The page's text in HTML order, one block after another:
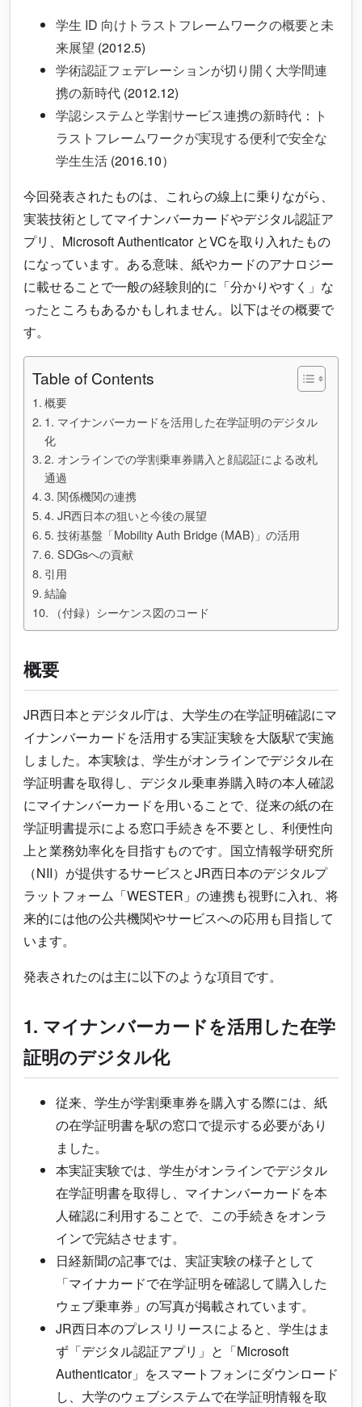
学生 ID 向けトラストフレームワークの概要と未
来展望 (2012.5)
学術認証フェデレーションが切り開く大学間連
携の新時代 (2012.12)
学認システムと学割サービス連携の新時代：ト
ラストフレームワークが実現する便利で安全な
学生生活 (2016.10）
今回発表されたものは、これらの線上に乗りながら、
実装技術としてマイナンバーカードやデジタル認証ア
プリ、Microsoft Authenticator とVCを取り入れたもの
になっています。ある意味、紙やカードのアナロジー
に載せることで一般の経験則的に「分かりやすく」な
ったところもあるかもしれません。以下はその概要で
す。
Table of Contents
概要
1. マイナンバーカードを活用した在学証明のデジタル
化
2. オンラインでの学割乗車券購入と顔認証による改札
通過
3. 関係機関の連携
4. JR西日本の狙いと今後の展望
5. 技術基盤「Mobility Auth Bridge (MAB)」の活用
6. SDGsへの貢献
引用
結論
（付録）シーケンス図のコード
概要
JR西日本とデジタル庁は、大学生の在学証明確認にマ
イナンバーカードを活用する実証実験を大阪駅で実施
しました。本実験は、学生がオンラインでデジタル在
学証明書を取得し、デジタル乗車券購入時の本人確認
にマイナンバーカードを用いることで、従来の紙の在
学証明書提示による窓口手続きを不要とし、利便性向
上と業務効率化を目指すものです。国立情報学研究所
（NII）が提供するサービスとJR西日本のデジタルプ
ラットフォーム「WESTER」の連携も視野に入れ、将
来的には他の公共機関やサービスへの応用も目指して
います。
発表されたのは主に以下のような項目です。
1. マイナンバーカードを活用した在学
証明のデジタル化
従来、学生が学割乗車券を購入する際には、紙
の在学証明書を駅の窓口で提示する必要があり
ました。
本実証実験では、学生がオンラインでデジタル
在学証明書を取得し、マイナンバーカードを本
人確認に利用することで、この手続きをオンラ
インで完結させます。
日経新聞の記事では、実証実験の様子として
「マイナカードで在学証明を確認して購入した
ウェブ乗車券」の写真が掲載されています。
JR西日本のプレスリリースによると、学生はま
ず「デジタル認証アプリ」と「Microsoft
Authenticator」をスマートフォンにダウンロード
し、大学のウェブシステムで在学証明情報を取